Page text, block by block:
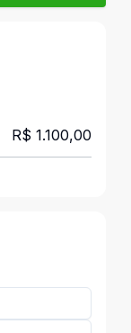
R$ 1.100,00